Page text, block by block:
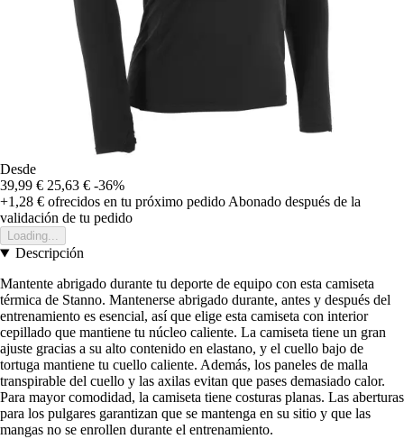
Desde
39,99 € 25,63 € -36%
+1,28 € ofrecidos en tu próximo pedido Abonado después de la
validación de tu pedido
Loading...
Descripción
Mantente abrigado durante tu deporte de equipo con esta camiseta
térmica de Stanno. Mantenerse abrigado durante, antes y después del
entrenamiento es esencial, así que elige esta camiseta con interior
cepillado que mantiene tu núcleo caliente. La camiseta tiene un gran
ajuste gracias a su alto contenido en elastano, y el cuello bajo de
tortuga mantiene tu cuello caliente. Además, los paneles de malla
transpirable del cuello y las axilas evitan que pases demasiado calor.
Para mayor comodidad, la camiseta tiene costuras planas. Las aberturas
para los pulgares garantizan que se mantenga en su sitio y que las
mangas no se enrollen durante el entrenamiento.